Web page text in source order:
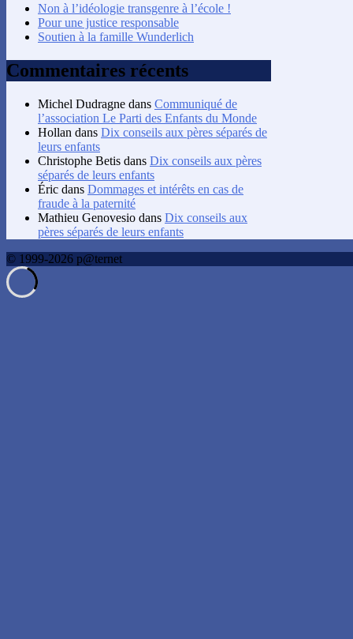
Non à l’idéologie transgenre à l’école !
Pour une justice responsable
Soutien à la famille Wunderlich
Commentaires récents
Michel Dudragne dans Communiqué de
l’association Le Parti des Enfants du Monde
Hollan dans Dix conseils aux pères séparés de
leurs enfants
Christophe Betis dans Dix conseils aux pères
séparés de leurs enfants
Éric dans Dommages et intérêts en cas de
fraude à la paternité
Mathieu Genovesio dans Dix conseils aux
pères séparés de leurs enfants
© 1999-2026 p@ternet